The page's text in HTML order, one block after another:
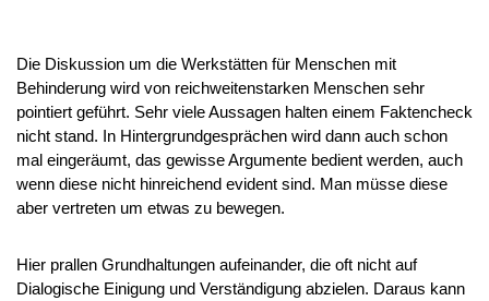
Die Diskussion um die Werkstätten für Menschen mit
Behinderung wird von reichweitenstarken Menschen sehr
pointiert geführt. Sehr viele Aussagen halten einem Faktencheck
nicht stand. In Hintergrundgesprächen wird dann auch schon
mal eingeräumt, das gewisse Argumente bedient werden, auch
wenn diese nicht hinreichend evident sind. Man müsse diese
aber vertreten um etwas zu bewegen.
Hier prallen Grundhaltungen aufeinander, die oft nicht auf
Dialogische Einigung und Verständigung abzielen. Daraus kann